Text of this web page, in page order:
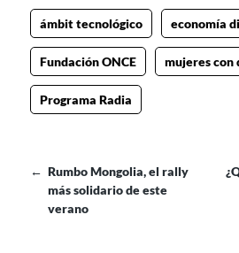
ámbit tecnológico economía
Fundación ONCE mujeres con
Programa Radia
← Rumbo Mongolia, el rally
más solidario de este
verano